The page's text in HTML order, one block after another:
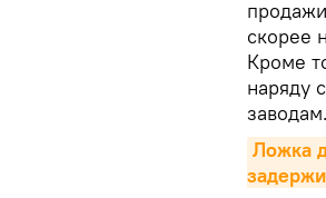
скорее
Кроме
наряду
заводам.
Ложка